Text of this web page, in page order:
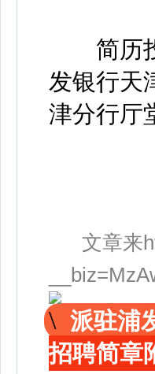
简历投
发银行天
津分行厅
文章来
派驻浦
招聘简章